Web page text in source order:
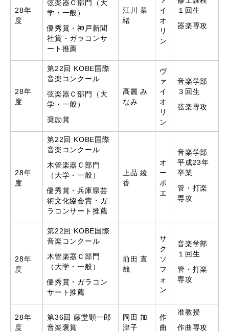
28年
度
弦楽器Ｃ部門（大
学・一般）
優秀賞・神戸新聞
社賞・ガラコンサ
ート推薦
江川 菜
緒
イ
オ
リ
ン
１回生
器楽専攻
28年
度
第22回 KOBE国際
音楽コンクール
弦楽器Ｃ部門（大
学・一般）
奨励賞
高麗 み
なみ
ヴ
ァ
イ
オ
リ
ン
音楽学部
３回生
弦楽専攻
28年
度
第22回 KOBE国際
音楽コンクール
木管楽器Ｃ部門
（大学・一般）
優秀賞・兵庫県芸
術文化協会賞・ガ
ラコンサート推薦
上品 綾
香
オ
ー
ボ
エ
音楽学部
平成23年
卒業
管・打楽
専攻
28年
度
第22回 KOBE国際
音楽コンクール
木管楽器Ｃ部門
（大学・一般）
優秀賞・ガラコン
サート推薦
前田 直
哉
サ
ク
ソ
フ
ォ
ン
音楽学部
１回生
管・打楽
専攻
28年
度
第36回 藤堂顕一郎
音楽褒賞
岡田 加
津子
作
曲
准教授
作曲専攻